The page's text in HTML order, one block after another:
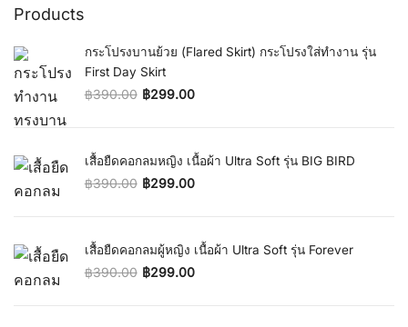
Products
กระโปรงบานย้วย (Flared Skirt) กระโปรงใส่ทำงาน รุ่น
First Day Skirt
฿390.00
Original price was: ฿390.00.
฿299.00
Current price is: ฿299.00.
เสื้อยืดคอกลมหญิง เนื้อผ้า Ultra Soft รุ่น BIG BIRD
฿390.00 ฿299.00
เสื้อยืดคอกลมผู้หญิง เนื้อผ้า Ultra Soft รุ่น Forever
฿390.00 ฿299.00